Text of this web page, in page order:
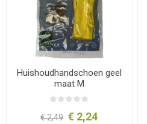
Huishoudhandschoen geel
maat M
€ 2,49 € 2,24